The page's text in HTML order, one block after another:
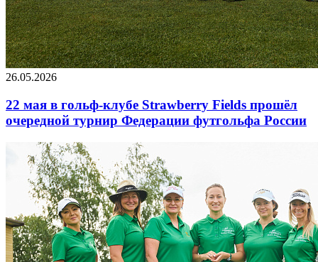
26.05.2026
22 мая в гольф-клубе Strawberry Fields прошёл
очередной турнир Федерации футгольфа России